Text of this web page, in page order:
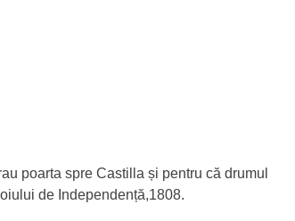
poarta spre Castilla și pentru că drumul
de Independență,1808.